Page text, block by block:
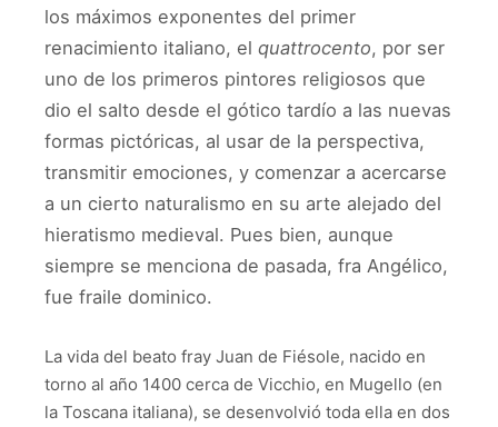
los máximos exponentes del primer
renacimiento italiano, el quattrocento, por ser
uno de los primeros pintores religiosos que
dio el salto desde el gótico tardío a las nuevas
formas pictóricas, al usar de la perspectiva,
transmitir emociones, y comenzar a acercarse
a un cierto naturalismo en su arte alejado del
hieratismo medieval. Pues bien, aunque
siempre se menciona de pasada, fra Angélico,
fue fraile dominico.
La vida del beato fray Juan de Fiésole, nacido en
torno al año 1400 cerca de Vicchio, en Mugello (en
la Toscana italiana), se desenvolvió toda ella en dos